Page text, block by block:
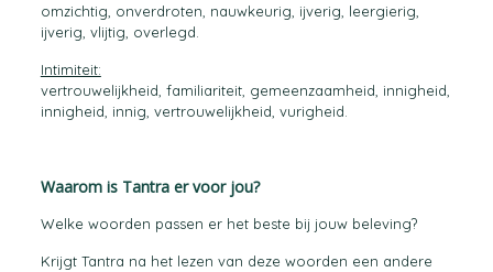
omzichtig, onverdroten, nauwkeurig, ijverig, leergierig,
ijverig, vlijtig, overlegd.
Intimiteit:
vertrouwelijkheid, familiariteit, gemeenzaamheid, innigheid,
innigheid, innig, vertrouwelijkheid, vurigheid.
Waarom is Tantra er voor jou?
Welke woorden passen er het beste bij jouw beleving?
Krijgt Tantra na het lezen van deze woorden een andere